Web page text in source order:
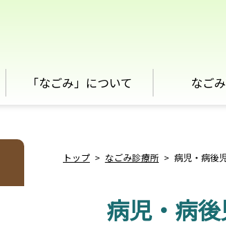
「なごみ」について なご
トップ > なごみ診療所 > 病児・病後
病児・病